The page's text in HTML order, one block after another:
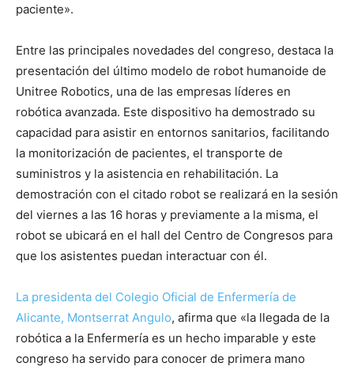
paciente».
Entre las principales novedades del congreso, destaca la
presentación del último modelo de robot humanoide de
Unitree Robotics, una de las empresas líderes en
robótica avanzada. Este dispositivo ha demostrado su
capacidad para asistir en entornos sanitarios, facilitando
la monitorización de pacientes, el transporte de
suministros y la asistencia en rehabilitación. La
demostración con el citado robot se realizará en la sesión
del viernes a las 16 horas y previamente a la misma, el
robot se ubicará en el hall del Centro de Congresos para
que los asistentes puedan interactuar con él.
La presidenta del Colegio Oficial de Enfermería de
Alicante, Montserrat Angulo, afirma que «la llegada de la
robótica a la Enfermería es un hecho imparable y este
congreso ha servido para conocer de primera mano